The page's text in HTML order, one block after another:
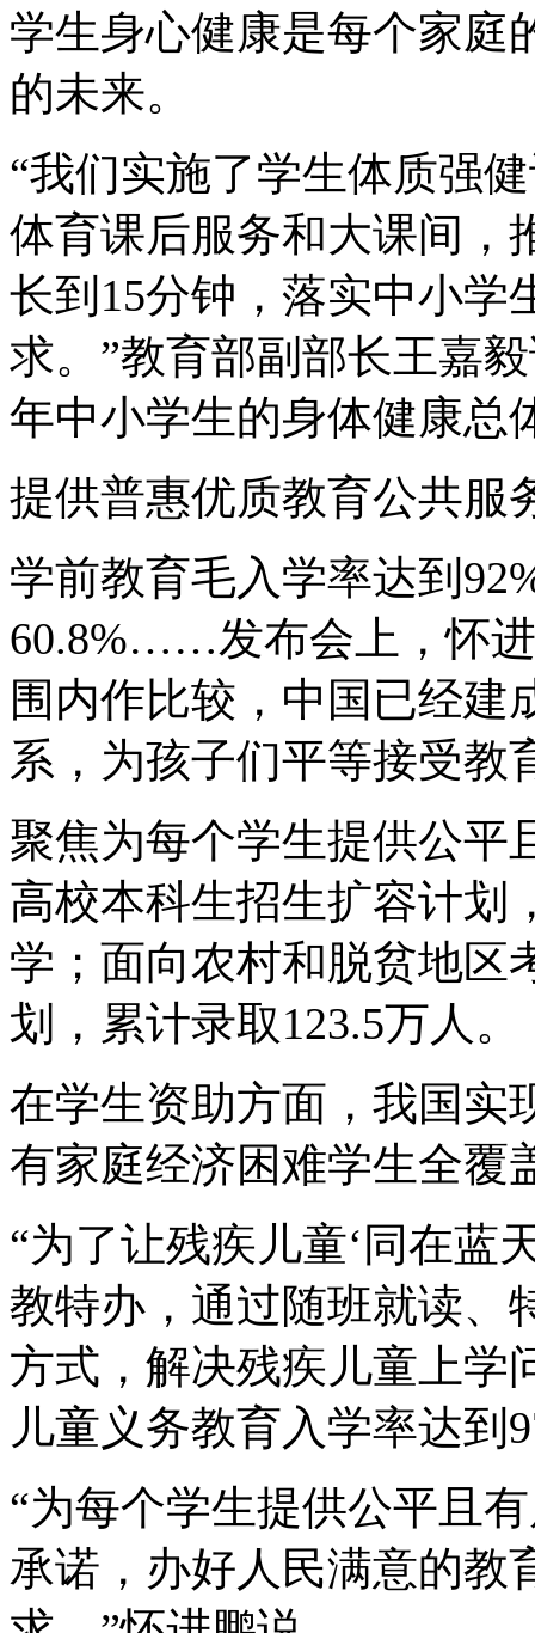
学生身心健康是每个家庭
的未来。
“我们实施了学生体质强
体育课后服务和大课间，
长到15分钟，落实中小学
求。”教育部副部长王嘉
年中小学生的身体健康总
提供普惠优质教育公共服
学前教育毛入学率达到
60.8%……发布会上，怀
围内作比较，中国已经建
系，为孩子们平等接受教
聚焦为每个学生提供公平
高校本科生招生扩容计划
学；面向农村和脱贫地区
划，累计录取123.5万人。
在学生资助方面，我国实
有家庭经济困难学生全覆
“为了让残疾儿童‘同在蓝
教特办，通过随班就读、
方式，解决残疾儿童上学
儿童义务教育入学率达到
“为每个学生提供公平且
承诺，办好人民满意的教